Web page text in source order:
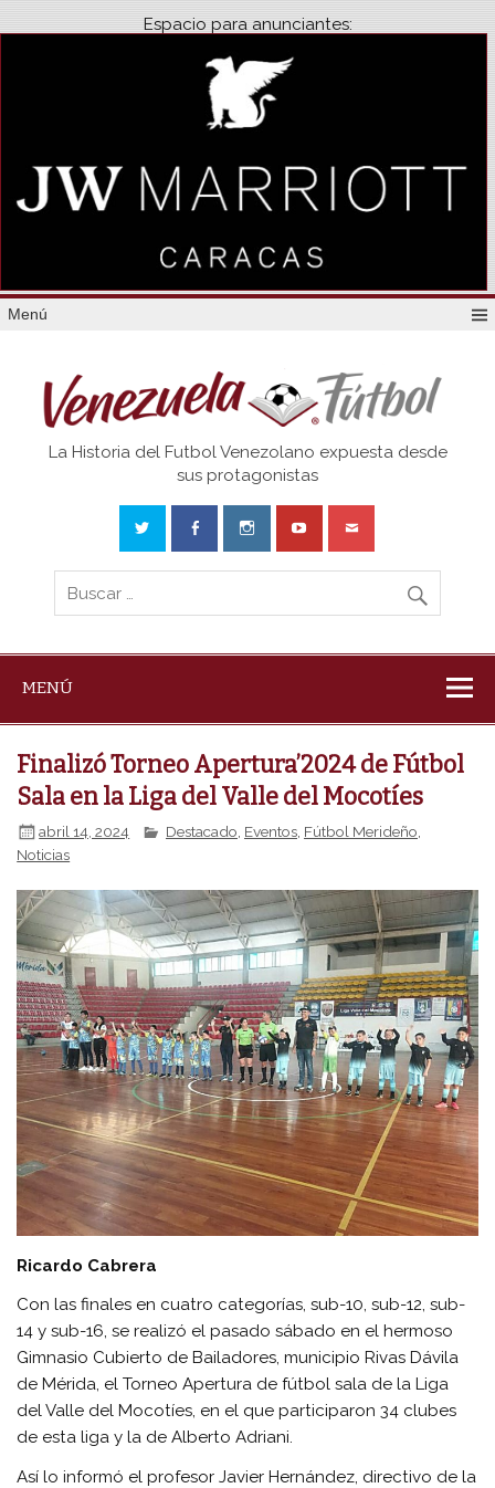
Espacio para anunciantes:
Menú
Venezuela
La Historia del Futbol Venezolano expuesta desde
sus protagonistas
MENÚ
Finalizó Torneo Apertura’2024 de Fútbol
Sala en la Liga del Valle del Mocotíes
abril 14, 2024 Destacado Eventos Fútbol Merideño
Noticias
Ricardo Cabrera
Con las finales en cuatro categorías, sub-10, sub-12, sub-
14 y sub-16, se realizó el pasado sábado en el hermoso
Gimnasio Cubierto de Bailadores, municipio Rivas Dávila
de Mérida, el Torneo Apertura de fútbol sala de la Liga
del Valle del Mocotíes, en el que participaron 34 clubes
de esta liga y la de Alberto Adriani.
Así lo informó el profesor Javier Hernández, directivo de la